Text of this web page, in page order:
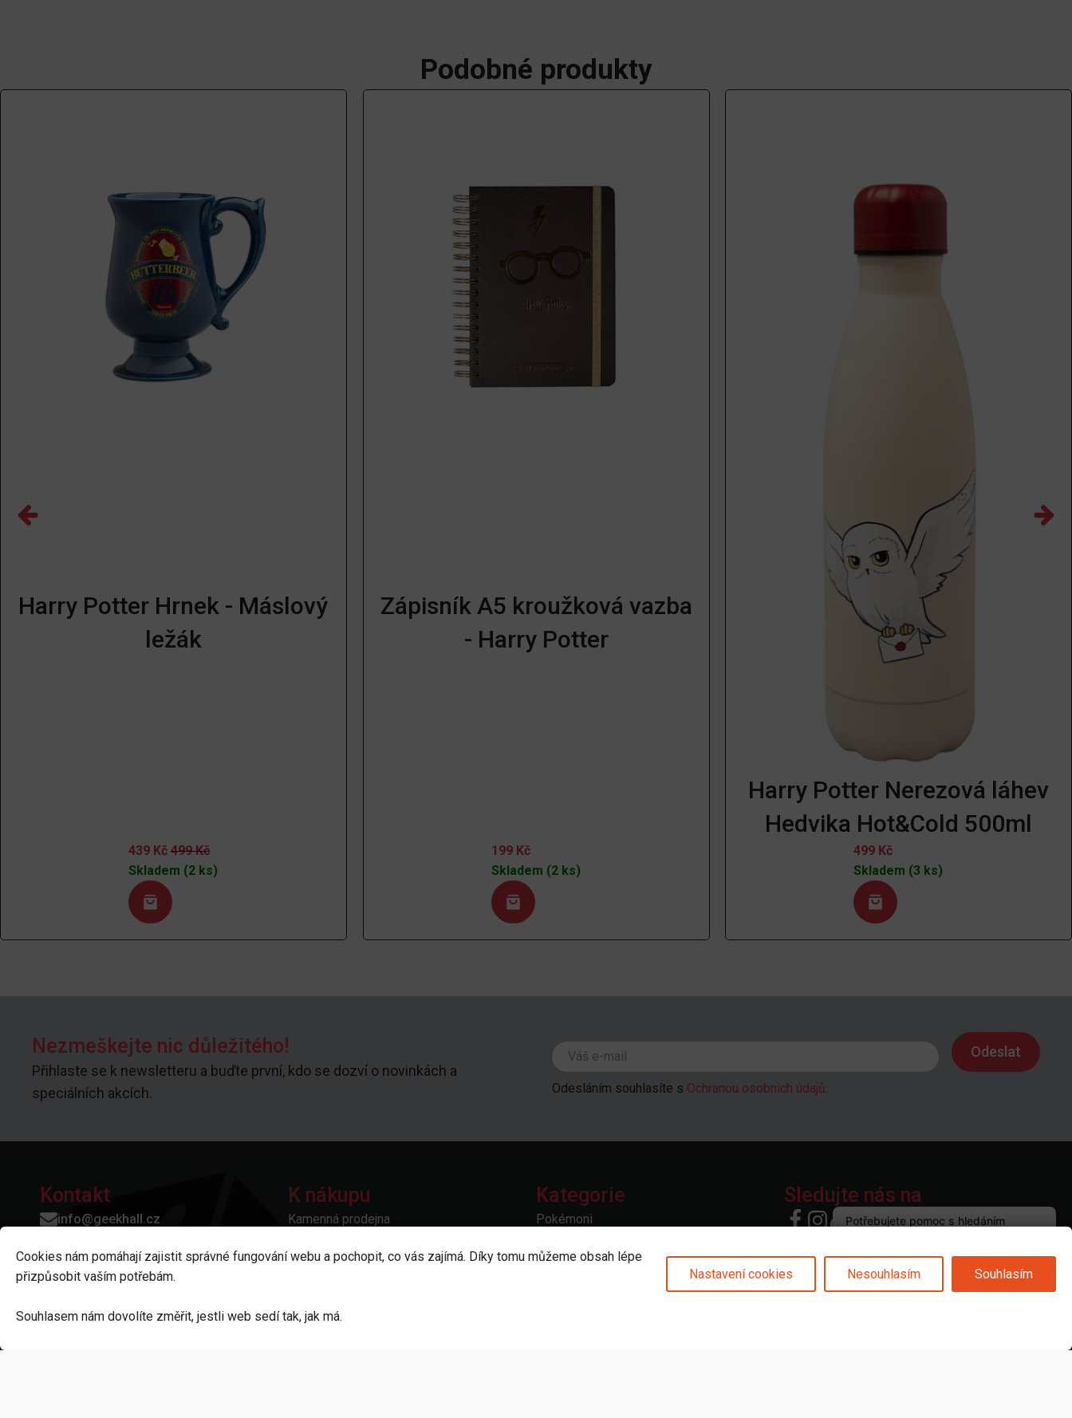
Podobné produkty
Harry Potter Hrnek - Máslový
ležák
439 Kč 499Kč
Skladem (2 ks)
Zápisník A5 kroužková vazba
- Harry Potter
199 Kč
Skladem (2 ks)
Harry Potter Nerezová láhev
Hedvika Hot&Cold 500ml
499 Kč
Skladem (3 ks)
Nezmeškejte nic důležitého!
Přihlaste se k newsletteru a buďte první, kdo se dozví o novinkách a
speciálních akcích.
Odesláním souhlasíte s Ochranou osobních údajů.
Kontakt
info@geekhall.cz
Geek Hallprodejna:
Dolní Valy 3940/2,
IČO: 11858770
K nákupu
Kamenná prodejna
Vše o nákupu
Reklamace a vrácení
Kategorie
Pokémoni
Deskové hry
Sledujte nás na
Cookies nám pomáhají zajistit správné fungování webu a pochopit, co vás zajímá. Díky tomu můžeme obsah lépe
přizpůsobit vaším potřebám.
Souhlasem nám dovolíte změřit, jestli web sedí tak, jak má.
Nastavení cookies Nesouhlasím Souhlasím